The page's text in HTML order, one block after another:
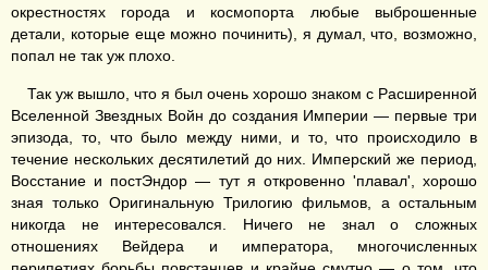
окрестностях города и космопорта любые выброшенные
детали, которые еще можно починить), я думал, что, возможно,
попал не так уж плохо.
Так уж вышло, что я был очень хорошо знаком с Расширенной
Вселенной Звездных Войн до создания Империи — первые три
эпизода, то, что было между ними, и то, что происходило в
течение нескольких десятилетий до них. Имперский же период,
Восстание и постЭндор — тут я откровенно 'плавал', хорошо
зная только Оригинальную Трилогию фильмов, а остальным
никогда не интересовался. Ничего не знал о сложных
отношениях Вейдера и императора, многочисленных